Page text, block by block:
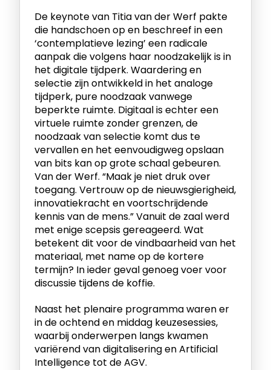
De keynote van Titia van der Werf pakte
die handschoen op en beschreef in een
‘contemplatieve lezing’ een radicale
aanpak die volgens haar noodzakelijk is in
het digitale tijdperk. Waardering en
selectie zijn ontwikkeld in het analoge
tijdperk, pure noodzaak vanwege
beperkte ruimte. Digitaal is echter een
virtuele ruimte zonder grenzen, de
noodzaak van selectie komt dus te
vervallen en het eenvoudigweg opslaan
van bits kan op grote schaal gebeuren.
Van der Werf. “Maak je niet druk over
toegang. Vertrouw op de nieuwsgierigheid,
innovatiekracht en voortschrijdende
kennis van de mens.” Vanuit de zaal werd
met enige scepsis gereageerd. Wat
betekent dit voor de vindbaarheid van het
materiaal, met name op de kortere
termijn? In ieder geval genoeg voer voor
discussie tijdens de koffie.
Naast het plenaire programma waren er
in de ochtend en middag keuzesessies,
waarbij onderwerpen langs kwamen
variërend van digitalisering en Artificial
Intelligence tot de AGV.